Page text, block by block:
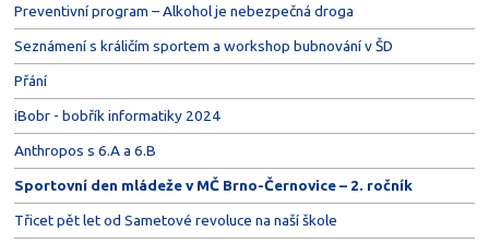
Preventivní program – Alkohol je nebezpečná droga
Seznámení s králičím sportem a workshop bubnování v ŠD
Přání
iBobr - bobřík informatiky 2024
Anthropos s 6.A a 6.B
Sportovní den mládeže v MČ Brno-Černovice – 2. ročník
Třicet pět let od Sametové revoluce na naší škole